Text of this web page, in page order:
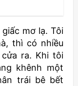
mơ lạ. Tôi
thì có nhiều
ra. Khi tôi
khênh một
trái bê bết